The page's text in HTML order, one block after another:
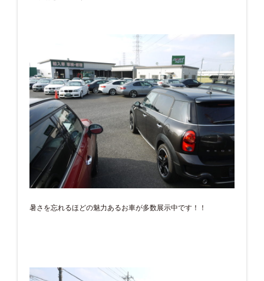
暑さを忘れるほどの魅力あるお車が多数展示中です！！